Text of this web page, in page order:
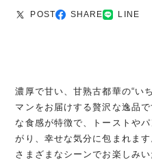
POST SHARE LINE
濃厚で甘い、甘熟古都華の“い
マンをお届けする贅沢な逸品
な食感が特徴で、トーストや
がり、幸せな気分に包まれま
さまざまなシーンでお楽しみ